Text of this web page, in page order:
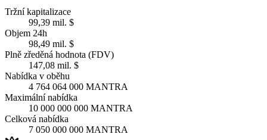
Tržní kapitalizace
99,39 mil. $
Objem 24h
98,49 mil. $
Plně zředěná hodnota (FDV)
147,08 mil. $
Nabídka v oběhu
4 764 064 000 MANTRA
Maximální nabídka
10 000 000 000 MANTRA
Celková nabídka
7 050 000 000 MANTRA